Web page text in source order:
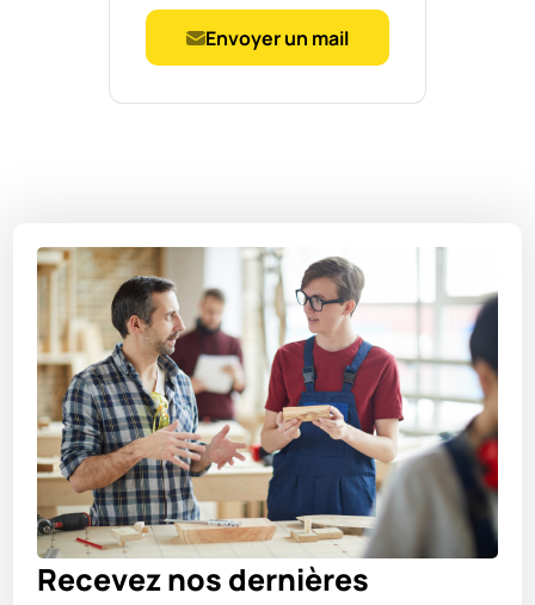
Envoyer un mail
Navigation
l’article
Recevez nos dernières